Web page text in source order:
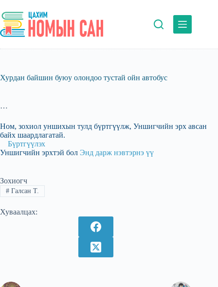
to
content
Хурдан байшин буюу олондоо тустай ойн автобус
…
Ном, зохиол уншихын тулд бүртгүүлж, Уншигчийн эрх авсан
байх шаардлагатай.
Бүртгүүлэх
Уншигчийн эрхтэй бол Энд дарж нэвтэрнэ үү
Зохиогч
#Галсан Т.
Хуваалцах: